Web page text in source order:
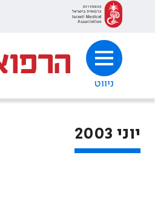
ניווט
יוני 2003